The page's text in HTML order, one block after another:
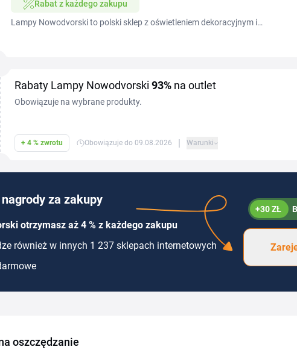
Rabat z każdego zakupu
Lampy Nowodvorski to polski sklep z oświetleniem dekoracyjnym i
Rabaty Lampy Nowodvorski 93% na outlet
Obowiązuje na wybrane produkty.
+ 4 % zwrotu Obowiązuje do 09.08.2026 | Warunki
za zakupy
otrzymasz aż 4 % z każdego zakupu
również w innych 1 237 sklepach internetowych
+30 ZŁ
oszczędzanie